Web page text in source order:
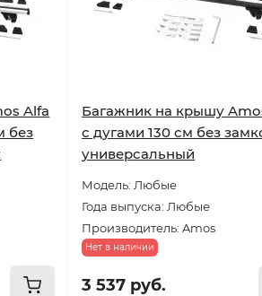
Alfa
без
Багажник на крышу
с дугами 130 см без
универсальный
Модель: Любые
Года выпуска: Любые
Производитель: Amos
Нет в наличии
3 537 руб.